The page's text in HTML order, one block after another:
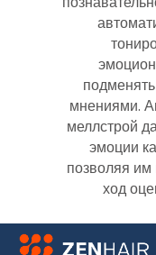
мнениями.
меллстрой
эмоции
позволяя им
ход